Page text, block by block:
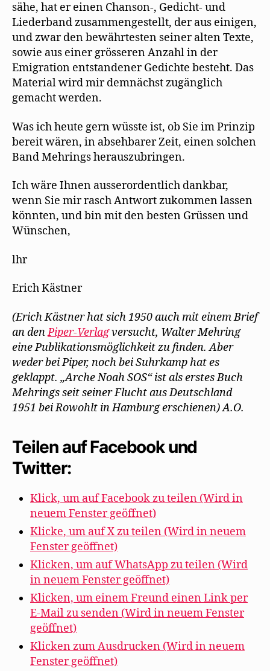
sähe, hat er einen Chanson-, Gedicht- und
Liederband zusammengestellt, der aus einigen,
und zwar den bewährtesten seiner alten Texte,
sowie aus einer grösseren Anzahl in der
Emigration entstandener Gedichte besteht. Das
Material wird mir demnächst zugänglich
gemacht werden.
Was ich heute gern wüsste ist, ob Sie im Prinzip
bereit wären, in absehbarer Zeit, einen solchen
Band Mehrings herauszubringen.
Ich wäre Ihnen ausserordentlich dankbar,
wenn Sie mir rasch Antwort zukommen lassen
könnten, und bin mit den besten Grüssen und
Wünschen,
lhr
Erich Kästner
(Erich Kästner hat sich 1950 auch mit einem Brief
an denPiper-Verlagversucht, Walter Mehring
eine Publikationsmöglichkeit zu finden. Aber
weder bei Piper, noch bei Suhrkamp hat es
geklappt. „Arche Noah SOS“ ist als erstes Buch
Mehrings seit seiner Flucht aus Deutschland
1951 bei Rowohlt in Hamburg erschienen) A.O.
Teilen auf Facebook und
Twitter:
Klick, um auf Facebook zu teilen (Wird in
neuem Fenster geöffnet)
Klicke, um auf X zu teilen (Wird in neuem
Fenster geöffnet)
Klicken, um auf WhatsApp zu teilen (Wird
in neuem Fenster geöffnet)
Klicken, um einem Freund einen Link per
E-Mail zu senden (Wird in neuem Fenster
geöffnet)
Klicken zum Ausdrucken (Wird in neuem
Fenster geöffnet)